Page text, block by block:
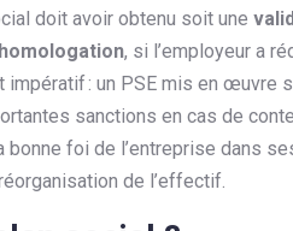
doit avoir obtenu soit une
homologation, si l’employeur a
impératif : un PSE mis en
sanctions en cas de
foi de l’entreprise dans
de l’effectif.